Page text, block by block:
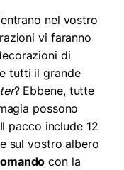
nel vostro
vi faranno
di
tutti il grande
? Ebbene, tutte
possono
pacco include 12
sul vostro albero
con la